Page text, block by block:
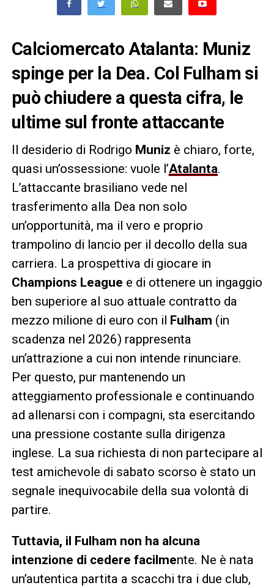
Calciomercato Atalanta: Muniz
spinge per la Dea. Col Fulham si
può chiudere a questa cifra, le
ultime sul fronte attaccante
Il desiderio di Rodrigo Muniz è chiaro, forte,
quasi un’ossessione: vuole l’Atalanta.
L’attaccante brasiliano vede nel
trasferimento alla Dea non solo
un’opportunità, ma il vero e proprio
trampolino di lancio per il decollo della sua
carriera. La prospettiva di giocare in
Champions League e di ottenere un ingaggio
ben superiore al suo attuale contratto da
mezzo milione di euro con il Fulham (in
scadenza nel 2026) rappresenta
un’attrazione a cui non intende rinunciare.
Per questo, pur mantenendo un
atteggiamento professionale e continuando
ad allenarsi con i compagni, sta esercitando
una pressione costante sulla dirigenza
inglese. La sua richiesta di non partecipare al
test amichevole di sabato scorso è stato un
segnale inequivocabile della sua volontà di
partire.
Tuttavia, il Fulham non ha alcuna
intenzione di cedere facilmente. Ne è nata
un’autentica partita a scacchi tra i due club,